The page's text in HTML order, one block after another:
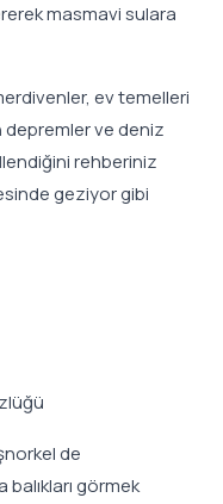
masmavi sulara
ev temelleri
depremler ve deniz
rehberiniz
geziyor gibi
de
görmek